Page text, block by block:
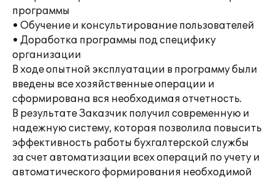
программы
• Обучение и консультирование пользователей
• Доработка программы под специфику
организации
В ходе опытной эксплуатации в программу были
введены все хозяйственные операции и
сформирована вся необходимая отчетность.
В результате Заказчик получил современную и
надежную систему, которая позволила повысить
эффективность работы бухгалтерской службы
за счет автоматизации всех операций по учету и
автоматического формирования необходимой